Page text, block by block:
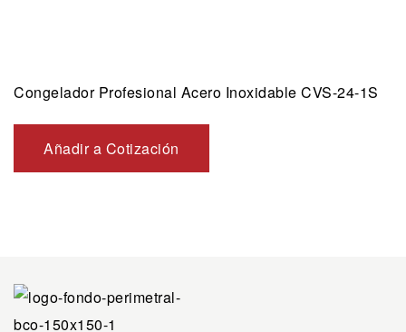
Congelador Profesional Acero Inoxidable CVS-24-1S
Añadir a Cotización